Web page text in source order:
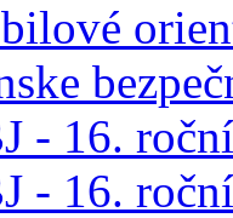
- 16.
- 16.